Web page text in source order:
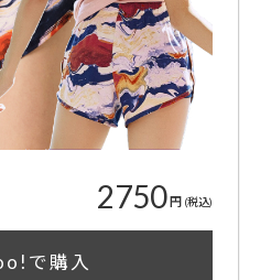
2750 円 (税込)
で購入